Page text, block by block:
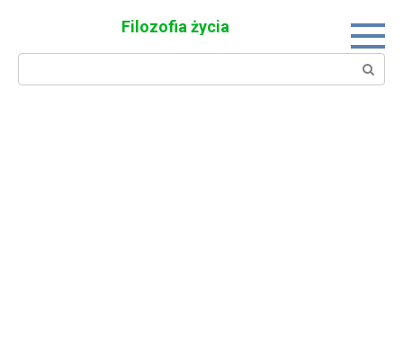
Filozofia życia
Search: